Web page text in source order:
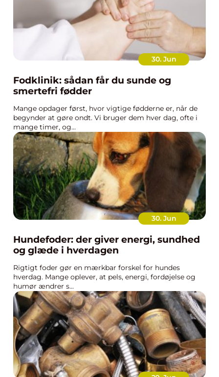
30. Jun
Fodklinik: sådan får du sunde og
smertefri fødder
Mange opdager først, hvor vigtige fødderne er, når de
begynder at gøre ondt. Vi bruger dem hver dag, ofte i
mange timer, og...
30. Jun
Hundefoder: der giver energi, sundhed
og glæde i hverdagen
Rigtigt foder gør en mærkbar forskel for hundes
hverdag. Mange oplever, at pels, energi, fordøjelse og
humør ændrer s...